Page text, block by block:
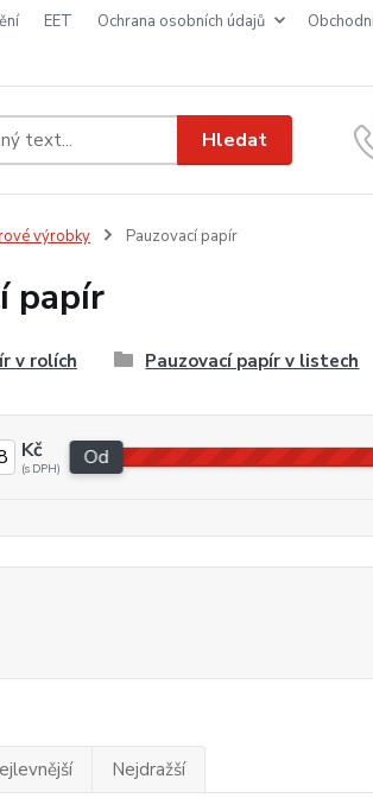
EET ochrana osobních údajů
Hledat
výrobky Pauzovací papír
papír
v rolích Pauzovací papír v listech
Kč Od
Nejdražší